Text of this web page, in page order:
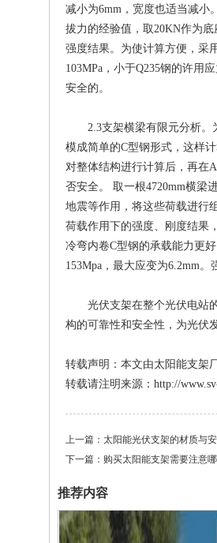
减小为6mm，宽度也适当减小
拔力的经验值，取20KN作为
强度结果。为使计算方便，采
103MPa，小于Q235钢的许用
安全的。
2.3支架横梁有限元分析。为
模成简单的C型钢形式，这样
对整体结构进行计算后，再在
否安全。 取一根4720mm横梁
地震等作用，将这些荷载进行
荷载作用下的强度、刚度结果
冷弯内卷C型钢的承载能力更
153Mpa，最大应变为6.2mm。
光伏支架在整个光伏电站的
构的可靠性和安全性，为光伏
转载声明：本文由太阳能支架
转载请注明来源：http://
上一篇： 太阳能光伏支架的材质与
下一篇： 购买太阳能支架需要注意
推荐内容